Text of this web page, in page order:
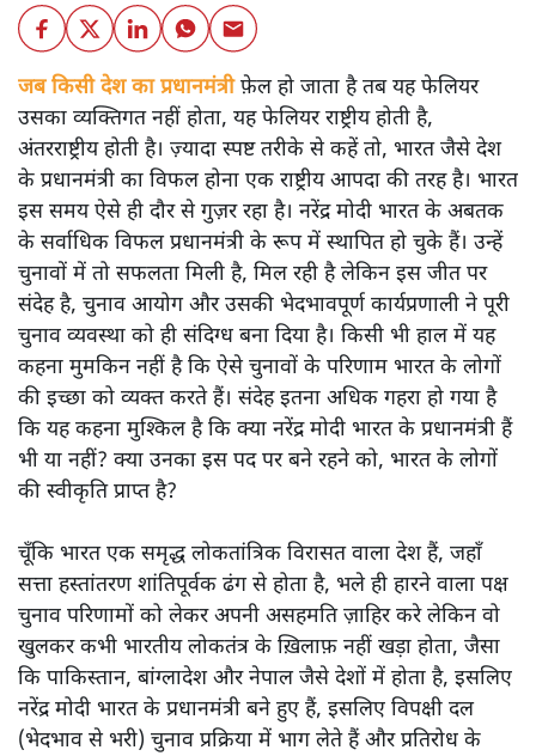
जब किसी देश का प्रधानमंत्रीफ़ेल हो जाता है तब यह फेलियर
उसका व्यक्तिगत नहीं होता, यह फेलियर राष्ट्रीय होती है,
अंतरराष्ट्रीय होती है। ज़्यादा स्पष्ट तरीके से कहें तो, भारत जैसे देश
के प्रधानमंत्री का विफल होना एक राष्ट्रीय आपदा की तरह है। भारत
इस समय ऐसे ही दौर से गुज़र रहा है। नरेंद्र मोदी भारत के अबतक
के सर्वाधिक विफल प्रधानमंत्री के रूप में स्थापित हो चुके हैं। उन्हें
चुनावों में तो सफलता मिली है, मिल रही है लेकिन इस जीत पर
संदेह है, चुनाव आयोग और उसकी भेदभावपूर्ण कार्यप्रणाली ने पूरी
चुनाव व्यवस्था को ही संदिग्ध बना दिया है। किसी भी हाल में यह
कहना मुमकिन नहीं है कि ऐसे चुनावों के परिणाम भारत के लोगों
की इच्छा को व्यक्त करते हैं। संदेह इतना अधिक गहरा हो गया है
कि यह कहना मुश्किल है कि क्या नरेंद्र मोदी भारत के प्रधानमंत्री हैं
भी या नहीं? क्या उनका इस पद पर बने रहने को, भारत के लोगों
की स्वीकृति प्राप्त है?
चूँकि भारत एक समृद्ध लोकतांत्रिक विरासत वाला देश हैं, जहाँ
सत्ता हस्तांतरण शांतिपूर्वक ढंग से होता है, भले ही हारने वाला पक्ष
चुनाव परिणामों को लेकर अपनी असहमति ज़ाहिर करे लेकिन वो
खुलकर कभी भारतीय लोकतंत्र के ख़िलाफ़ नहीं खड़ा होता, जैसा
कि पाकिस्तान, बांग्लादेश और नेपाल जैसे देशों में होता है, इसलिए
नरेंद्र मोदी भारत के प्रधानमंत्री बने हुए हैं, इसलिए विपक्षी दल
(भेदभाव से भरी) चुनाव प्रक्रिया में भाग लेते हैं और प्रतिरोध के